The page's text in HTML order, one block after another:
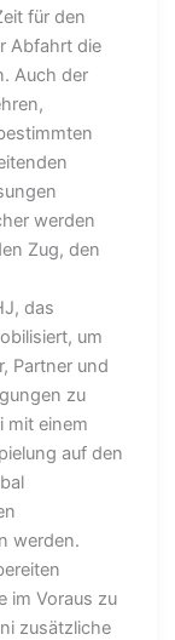
für den
Abfahrt die
Auch der
werden
Zug, den
das
um
Partner und
zu
mit einem
auf den
werden.
im Voraus zu
zusätzliche